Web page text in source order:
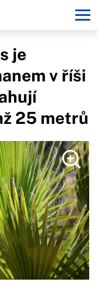
je
v říši
25 metrů